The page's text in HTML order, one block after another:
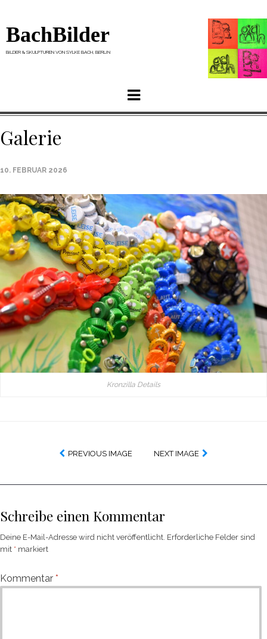
BachBilder
BILDER & SKULPTUREN VON SYLKE BACH, BERLIN
Menu
Galerie
10. FEBRUAR 2026
Kronzilla Details
PREVIOUS IMAGE NEXT IMAGE
Schreibe einen Kommentar
Deine E-Mail-Adresse wird nicht veröffentlicht. Erforderliche Felder sind
mit * markiert
Kommentar *